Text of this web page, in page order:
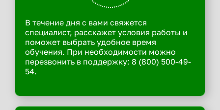
В течение дня с вами свяжется
специалист, расскажет условия работы и
поможет выбрать удобное время
обучения. При необходимости можно
перезвонить в поддержку: 8 (800) 500-49-
54.